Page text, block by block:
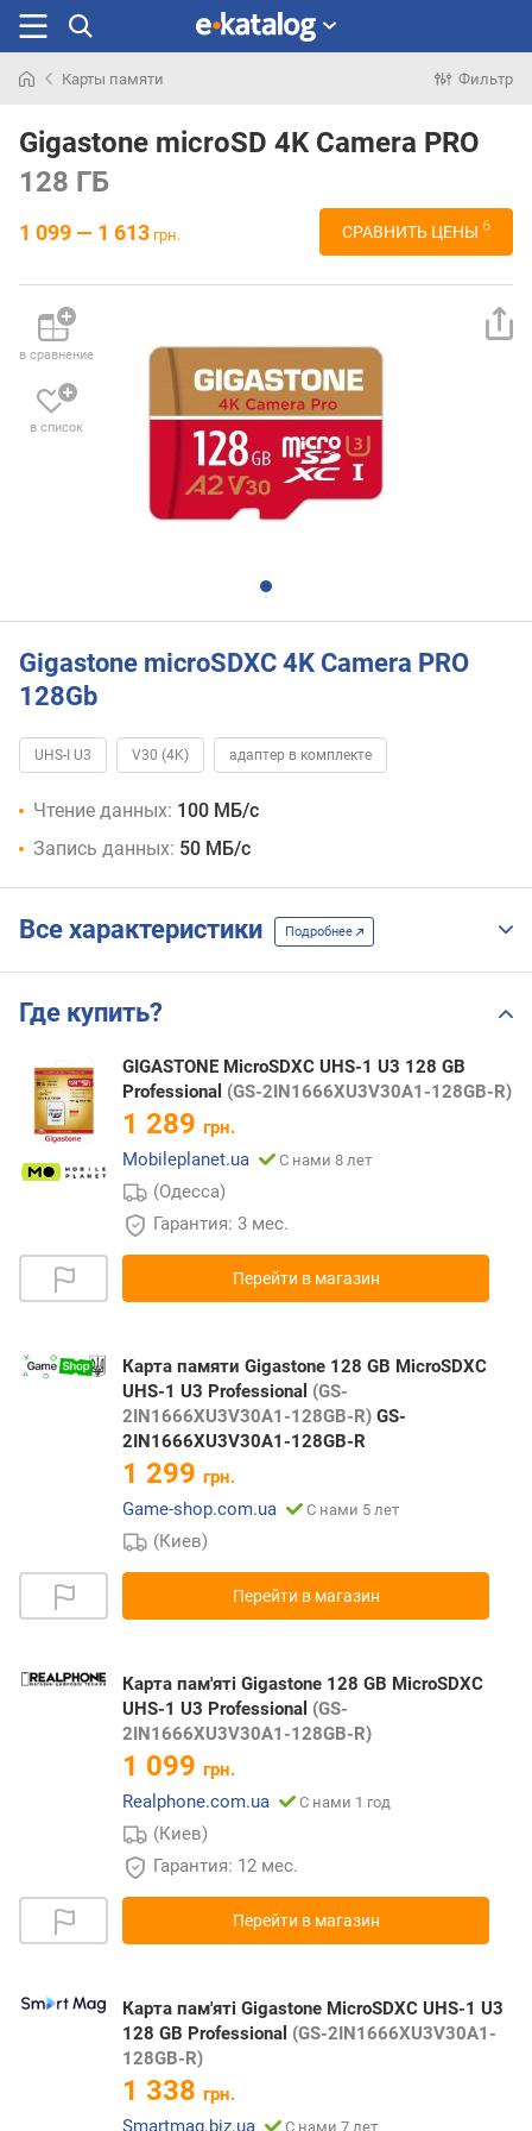
раньше
Карты памяти Фильтр
Gigastone microSD 4K Camera PRO
128 ГБ
1 099 — 1 613 грн. СРАВНИТЬ ЦЕНЫ 6
в сравнение
в список
Gigastone microSDXC 4K Camera PRO
128Gb
UHS-I U3 V30 (4K) адаптер в комплекте
Чтение данных: 100 МБ/с
Запись данных: 50 МБ/с
Все характеристики Подробнее
Где купить?
GIGASTONE MicroSDXC UHS-1 U3 128 GB
Professional (GS-2IN1666XU3V30A1-128GB-R)
1 289 грн.
Mobileplanet.ua
С нами 8 лет
(Одесса)
Гарантия: 3 мес.
Перейти в магазин
Карта памяти Gigastone 128 GB MicroSDXC
UHS-1 U3 Professional (GS-
2IN1666XU3V30A1-128GB-R) GS-
2IN1666XU3V30A1-128GB-R
1 299 грн.
Game-shop.com.ua
С нами 5 лет
(Киев)
Перейти в магазин
Карта пам'яті Gigastone 128 GB MicroSDXC
UHS-1 U3 Professional (GS-
2IN1666XU3V30A1-128GB-R)
1 099 грн.
Realphone.com.ua
С нами 1 год
(Киев)
Гарантия: 12 мес.
Перейти в магазин
Карта пам'яті Gigastone MicroSDXC UHS-1 U3
128 GB Professional (GS-2IN1666XU3V30A1-
128GB-R)
1 338 грн.
Smartmag.biz.ua
С нами 7 лет